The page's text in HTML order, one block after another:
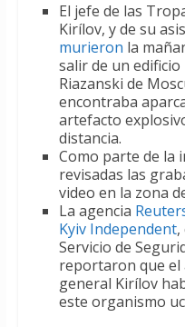
El jefe de las
Kirílov, y de su
murieron la
salir de un edificio
Riazanski de
encontraba
artefacto
distancia.
Como parte de la
revisadas las
video en la zona
La agencia
Kyiv Independent,
Servicio de
reportaron que
general Kirílov
este organismo